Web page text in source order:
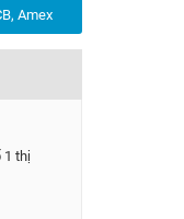
Amex
1 thị